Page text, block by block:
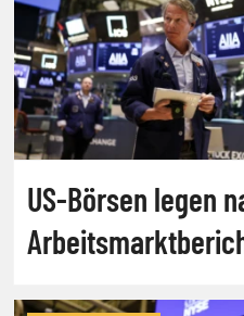
US-Börsen legen